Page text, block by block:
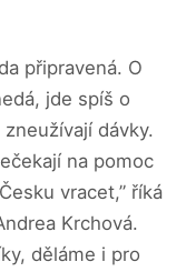
připravená. O
jde spíš o
dávky.
na pomoc
vracet,” říká
Krchová.
děláme i pro